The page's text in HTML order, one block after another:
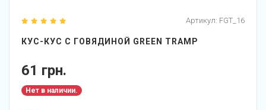
Артикул: FGT_16
КУС-КУС С ГОВЯДИНОЙ GREEN TRAMP
61 грн.
Нет в наличии.